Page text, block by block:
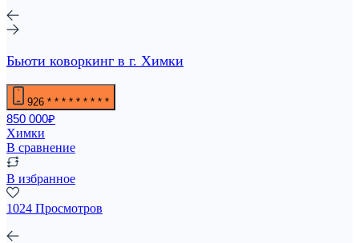
Бьюти коворкинг в г. Химки
926 * * * * * * * * *
850 000₽
Химки
В сравнение
В избранное
1024 Просмотров